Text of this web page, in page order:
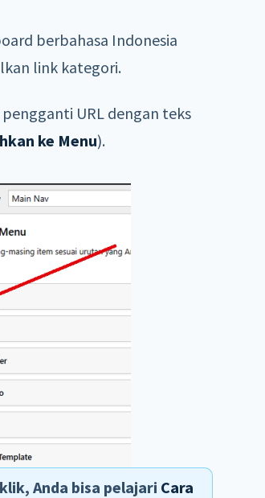
berbahasa Indonesia
link kategori.
URL dengan teks
ke Menu).
Anda bisa pelajari Cara